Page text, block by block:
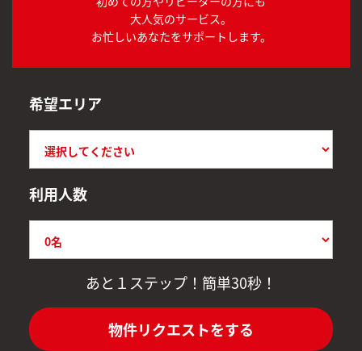
大人気のサービス。
お忙しいあなたをサポートします。
希望エリア
利用人数
あと１ステップ！簡単30秒！
物件リクエストをする